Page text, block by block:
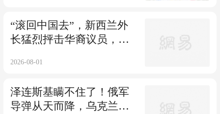
“滚回中国去”，新西兰外
长猛烈抨击华裔议员，中
2026-08-01
泽连斯基瞒不住了！俄军
导弹从天而降，乌克兰防